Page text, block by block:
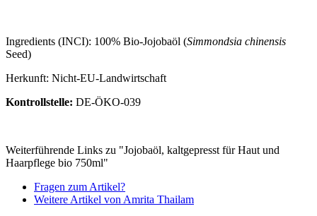
Ingredients (INCI): 100% Bio-Jojobaöl (Simmondsia chinensis
Seed)
Herkunft: Nicht-EU-Landwirtschaft
Kontrollstelle: DE-ÖKO-039
Weiterführende Links zu "Jojobaöl, kaltgepresst für Haut und
Haarpflege bio 750ml"
Fragen zum Artikel?
Weitere Artikel von Amrita Thailam